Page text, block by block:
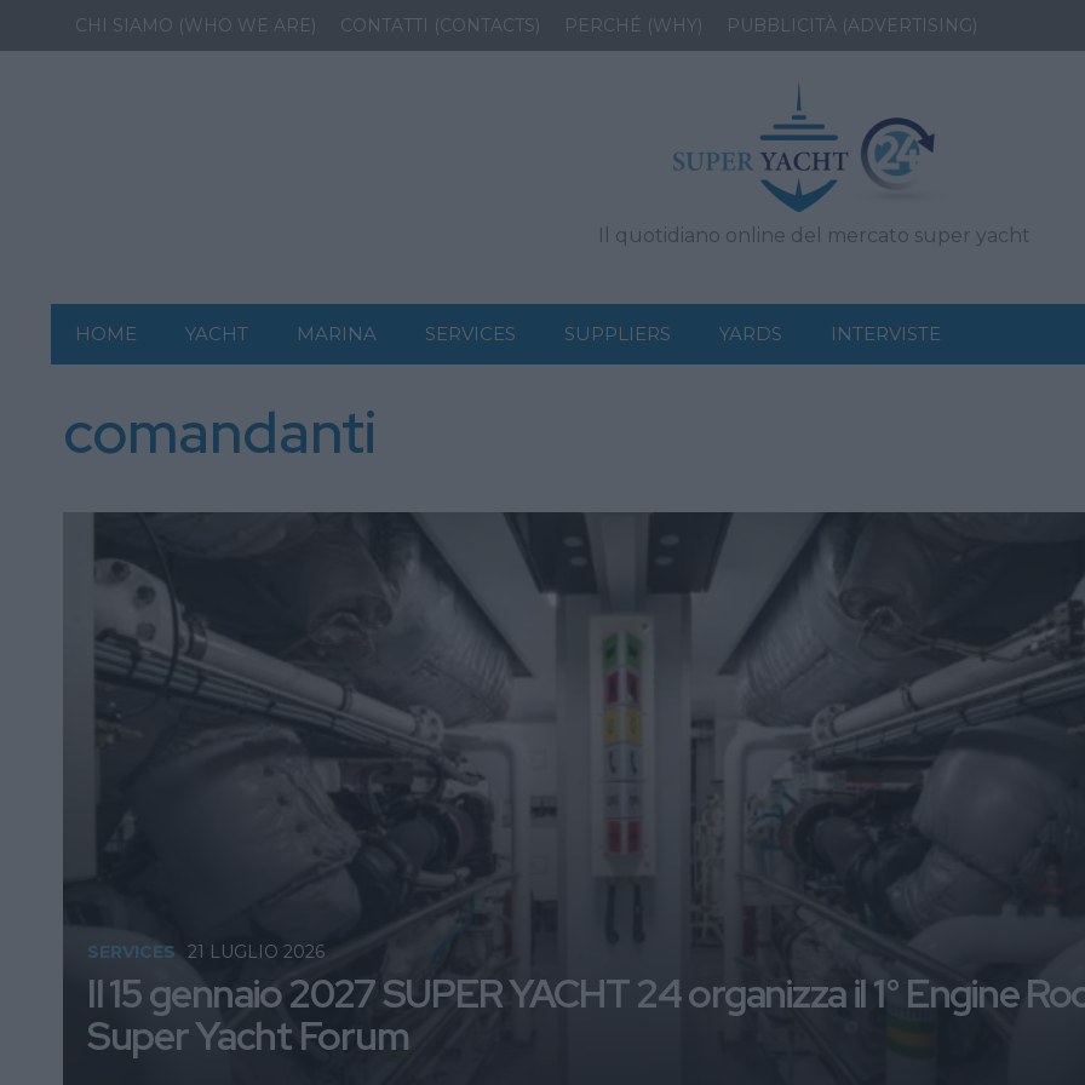
CHI SIAMO (WHO WE ARE) CONTATTI (CONTACTS) PERCHÉ (WHY) PUBBLICITÀ (ADVERTISING)
Il quotidiano online del mercato super yacht
HOME YACHT MARINA SERVICES SUPPLIERS YARDS INTERVISTE
comandanti
Il 15 gennaio 2027 SUPER YACHT 24 organizza il 1° Engine
Super Yacht Forum
SERVICES 21 LUGLIO 2026